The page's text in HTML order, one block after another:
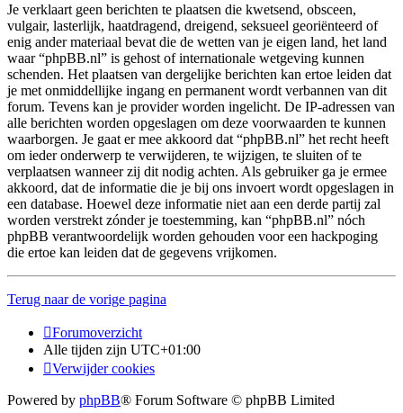
Je verklaart geen berichten te plaatsen die kwetsend, obsceen,
vulgair, lasterlijk, haatdragend, dreigend, seksueel georiënteerd of
enig ander materiaal bevat die de wetten van je eigen land, het land
waar “phpBB.nl” is gehost of internationale wetgeving kunnen
schenden. Het plaatsen van dergelijke berichten kan ertoe leiden dat
je met onmiddellijke ingang en permanent wordt verbannen van dit
forum. Tevens kan je provider worden ingelicht. De IP-adressen van
alle berichten worden opgeslagen om deze voorwaarden te kunnen
waarborgen. Je gaat er mee akkoord dat “phpBB.nl” het recht heeft
om ieder onderwerp te verwijderen, te wijzigen, te sluiten of te
verplaatsen wanneer zij dit nodig achten. Als gebruiker ga je ermee
akkoord, dat de informatie die je bij ons invoert wordt opgeslagen in
een database. Hoewel deze informatie niet aan een derde partij zal
worden verstrekt zónder je toestemming, kan “phpBB.nl” nóch
phpBB verantwoordelijk worden gehouden voor een hackpoging
die ertoe kan leiden dat de gegevens vrijkomen.
Terug naar de vorige pagina
Forumoverzicht
Alle tijden zijn UTC+01:00
Verwijder cookies
Powered by phpBB® Forum Software © phpBB Limited